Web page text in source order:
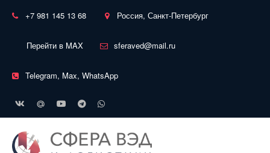
+7 981 145 13 68 Россия, Санкт-Петербург
Перейти в MAX sferaved@mail.ru
Telegram, Max, WhatsApp